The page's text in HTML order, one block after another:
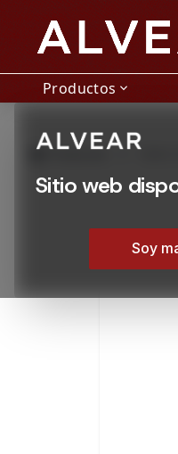
Productos expand_more
Sitio web
Soy
grid_view Productos VINO